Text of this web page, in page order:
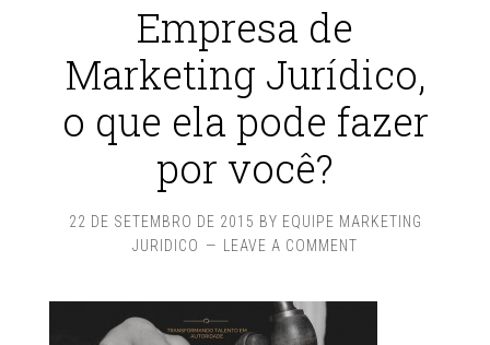
Empresa de
Marketing Jurídico,
o que ela pode fazer
por você?
22 DE SETEMBRO DE 2015 BY EQUIPE MARKETING
JURIDICO
LEAVE A COMMENT